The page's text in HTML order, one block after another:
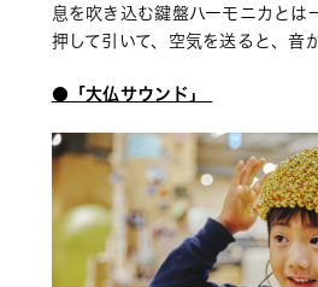
息を吹き込む鍵盤ハーモニカとは
押して引いて、空気を送ると、音
●「大仏サウンド」